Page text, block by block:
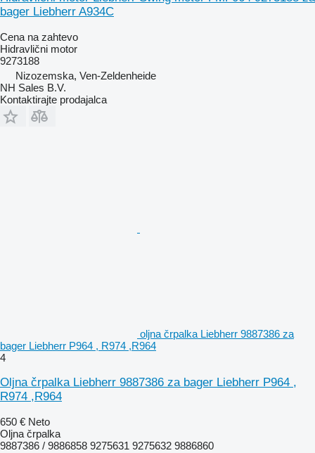
bager Liebherr A934C
Cena na zahtevo
Hidravlični motor
9273188
Nizozemska, Ven-Zeldenheide
NH Sales B.V.
Kontaktirajte prodajalca
oljna črpalka Liebherr 9887386 za
bager Liebherr P964 , R974 ,R964
4
Oljna črpalka Liebherr 9887386 za bager Liebherr P964 ,
R974 ,R964
650 € Neto
Oljna črpalka
9887386 / 9886858 9275631 9275632 9886860